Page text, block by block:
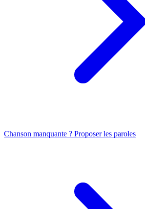
Chanson manquante ? Proposer les paroles